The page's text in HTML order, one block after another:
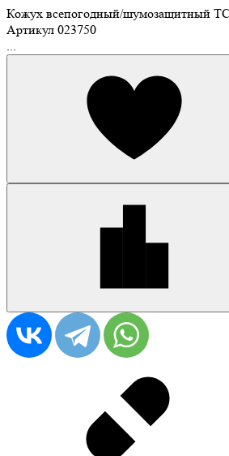
Кожух всепогодный/шумозащитный
Артикул 023750
...